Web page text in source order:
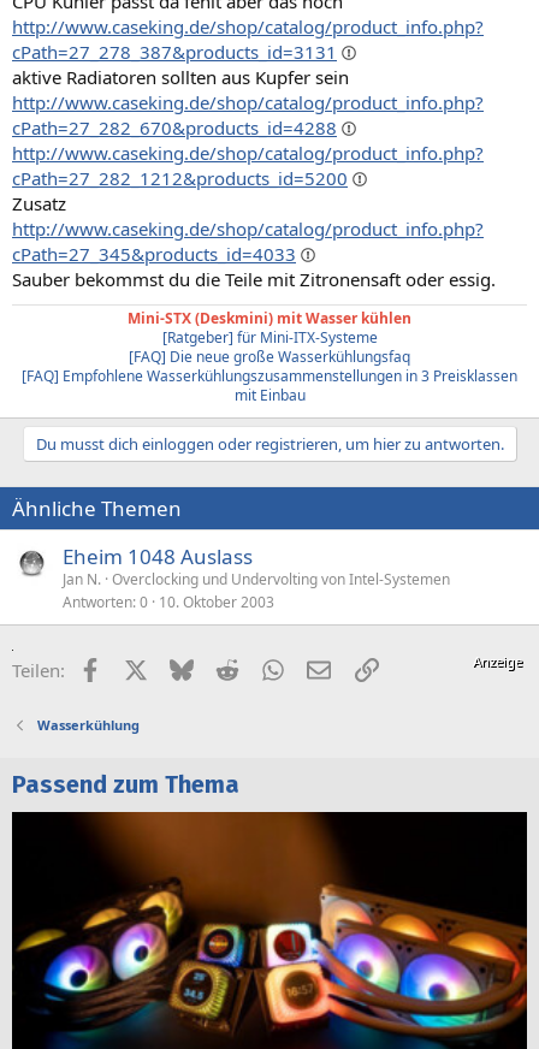
http://www.caseking.de/shop/catalog/product_info.php?
cPath=27_278_387&products_id=3131
aktive Radiatoren sollten aus Kupfer sein
http://www.caseking.de/shop/catalog/product_info.php?
cPath=27_282_670&products_id=4288
http://www.caseking.de/shop/catalog/product_info.php?
cPath=27_282_1212&products_id=5200
Zusatz
http://www.caseking.de/shop/catalog/product_info.php?
cPath=27_345&products_id=4033
Sauber bekommst du die Teile mit Zitronensaft oder essig.
Mini-STX (Deskmini) mit Wasser kühlen
[Ratgeber] für Mini-ITX-Systeme
[FAQ] Die neue große Wasserkühlungsfaq
[FAQ] Empfohlene Wasserkühlungszusammenstellungen in 3 Preisklassen
mit Einbau
Du musst dich einloggen oder registrieren, um hier zu antworten.
Ähnliche Themen
Eheim 1048 Auslass
Jan N. Overclocking und Undervolting von Intel-Systemen
Antworten 0 10. Oktober 2003
Teilen: FacebookX (Twitter)
BlueskyRedditWhatsApp
E-MailLink
Wasserkühlung
Passend zum Thema